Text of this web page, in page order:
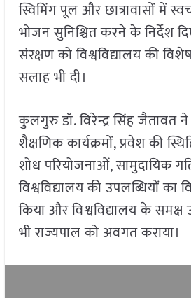
स्विमिंग पूल और छात्रावासों में
भोजन सुनिश्चित करने के निर्देश
संरक्षण को विश्वविद्यालय की
सलाह भी दी।
कुलगुरु डॉ. विरेन्द्र सिंह जैतावत ने
शैक्षणिक कार्यक्रमों, प्रवेश की
शोध परियोजनाओं, सामुदायिक
विश्वविद्यालय की उपलब्धियों का
किया और विश्वविद्यालय के समक्ष
भी राज्यपाल को अवगत कराया।